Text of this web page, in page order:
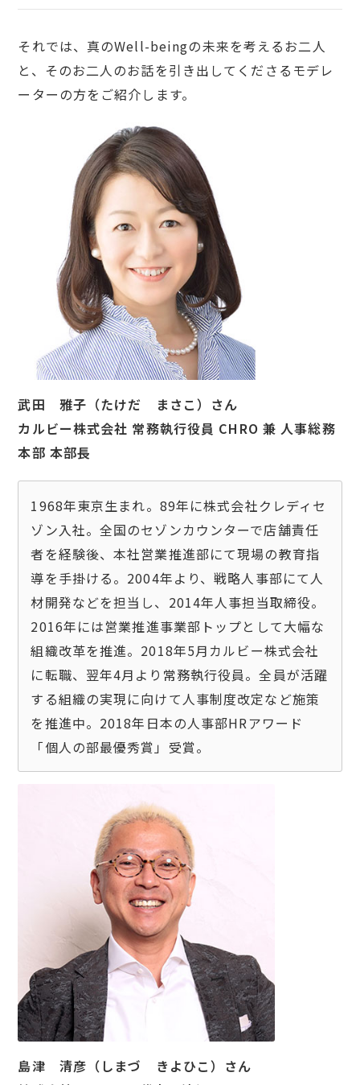
それでは、真のWell-beingの未来を考えるお二人
と、そのお二人のお話を引き出してくださるモデレ
ーターの方をご紹介します。
武田 雅子（たけだ まさこ）さん
カルビー株式会社 常務執行役員 CHRO 兼 人事総務
本部 本部長
1968年東京生まれ。89年に株式会社クレディセ
ゾン入社。全国のセゾンカウンターで店舗責任
者を経験後、本社営業推進部にて現場の教育指
導を手掛ける。2004年より、戦略人事部にて人
材開発などを担当し、2014年人事担当取締役。
2016年には営業推進事業部トップとして大幅な
組織改革を推進。2018年5月カルビー株式会社
に転職、翌年4月より常務執行役員。全員が活躍
する組織の実現に向けて人事制度改定など施策
を推進中。2018年日本の人事部HRアワード
島津 清彦（しまづ きよひこ）さん